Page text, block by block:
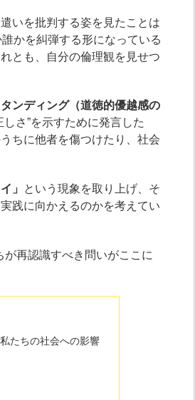
いを批判する姿を見たことは
かを糾弾する形になっている
とも、自分の倫理観を見せつ
ンディング（道徳的優越感の
さ”を示すために発言した
ちに他者を傷つけたり、社会
」
という現象を取り上げ、そ
践に向かえるのかを考えてい
再認識すべき問いがここに
たちの社会への影響